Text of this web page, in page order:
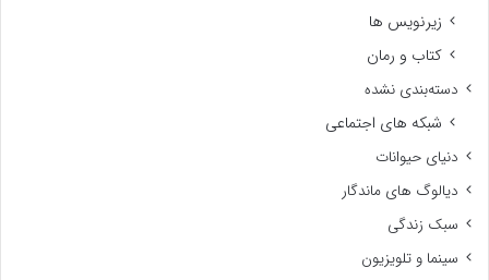
زیرنویس ها
کتاب و رمان
دسته‌بندی نشده
شبکه های اجتماعی
دنیای حیوانات
دیالوگ های ماندگار
سبک زندگی
سینما و تلویزیون